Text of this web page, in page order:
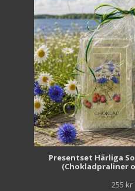
Presentset Härliga
(Chokladpraliner
255 kr